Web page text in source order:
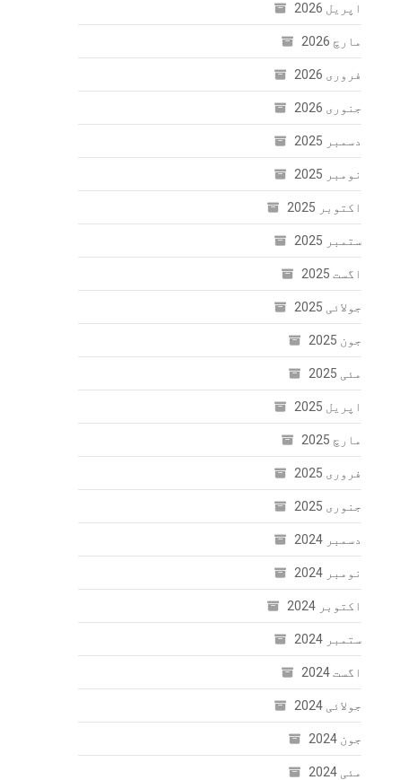
اپریل 2026
مارچ 2026
فروری 2026
جنوری 2026
دسمبر 2025
نومبر 2025
اکتوبر 2025
ستمبر 2025
اگست 2025
جولائی 2025
جون 2025
مئی 2025
اپریل 2025
مارچ 2025
فروری 2025
جنوری 2025
دسمبر 2024
نومبر 2024
اکتوبر 2024
ستمبر 2024
اگست 2024
جولائی 2024
جون 2024
مئی 2024